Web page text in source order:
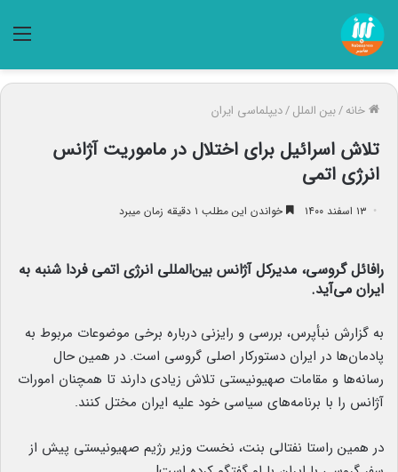
خانه/بین الملل/دیپلماسی ایران
تلاش اسرائیل برای اختلال در ماموریت آژانس
انرژی اتمی
۱۳ اسفند ۱۴۰۰ خواندن این مطلب ۱ دقیقه زمان میبرد
رافائل گروسی، مدیرکل آژانس بین‌المللی انرژی اتمی فردا شنبه به
ایران می‌آید.
به گزارش نبأپرس، بررسی و رایزنی درباره برخی موضوعات مربوط به
پادمان‌ها در ایران دستورکار اصلی گروسی است. در همین حال
رسانه‌ها و مقامات صهیونیستی تلاش زیادی دارند تا همچنان امورات
آژانس را با برنامه‌های سیاسی خود علیه ایران مختل کنند.
در همین راستا نفتالی بنت، نخست وزیر رژیم صهیونیستی پیش از